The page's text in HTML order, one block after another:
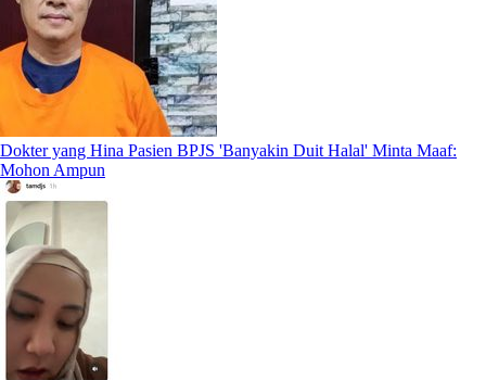
Dokter yang Hina Pasien BPJS 'Banyakin Duit Halal' Minta Maaf:
Mohon Ampun